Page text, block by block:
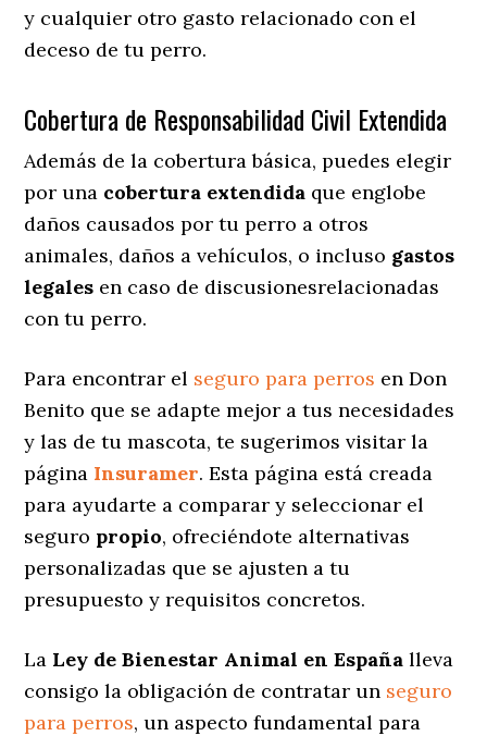
y cualquier otro gasto relacionado con el
deceso de tu perro.
Cobertura de Responsabilidad Civil Extendida
Además de la cobertura básica, puedes elegir
por una cobertura extendida que englobe
daños causados por tu perro a otros
animales, daños a vehículos, o incluso gastos
legales en caso de discusionesrelacionadas
con tu perro.
Para encontrar el seguro para perros en Don
Benito que se adapte mejor a tus necesidades
y las de tu mascota, te sugerimos visitar la
página Insuramer. Esta página está creada
para ayudarte a comparar y seleccionar el
seguro propio, ofreciéndote alternativas
personalizadas que se ajusten a tu
presupuesto y requisitos concretos.
La Ley de Bienestar Animal en España lleva
consigo la obligación de contratar un seguro
para perros, un aspecto fundamental para